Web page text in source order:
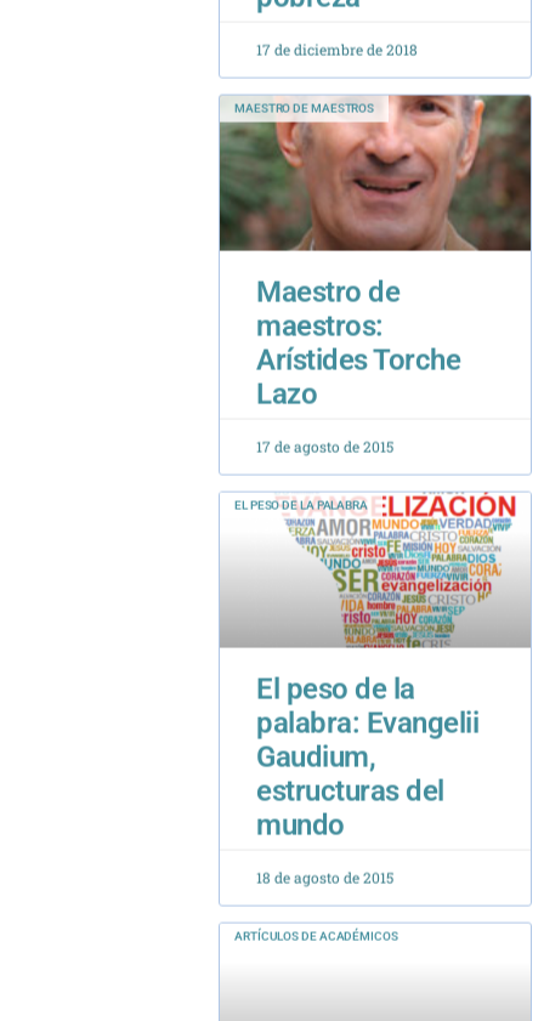
Maestro de
maestros:
Arístides Torche
Lazo
17 de agosto de 2015
El peso de la
palabra: Evangelii
Gaudium,
estructuras del
mundo
18 de agosto de 2015